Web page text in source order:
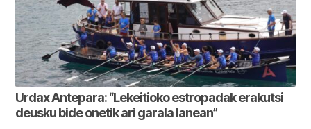
Urdax Antepara: “Lekeitioko estropadak erakutsi
deusku bide onetik ari garala lanean”